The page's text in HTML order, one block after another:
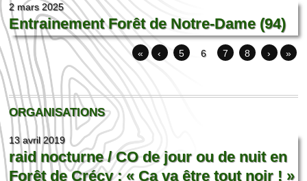
2 mars 2025
Entrainement Forêt de Notre-Dame (94)
« ‹ 5 6 7 8 › »
ORGANISATIONS
13 avril 2019
raid nocturne / CO de jour ou de nuit en
Forêt de Crécy : « Ca va être tout noir ! »